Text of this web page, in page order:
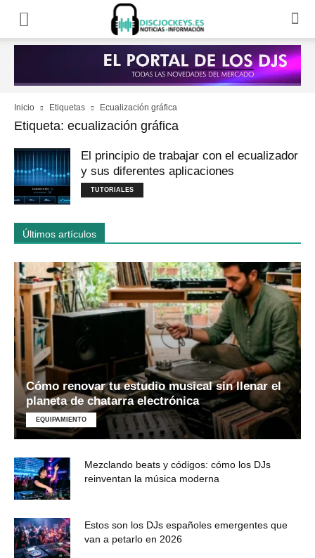
Inicio Etiquetas Ecualización gráfica
Etiqueta: ecualización gráfica
El principio de trabajar con el ecualizador
y sus diferentes aplicaciones
TUTORIALES
Últimos artículos
Cómo renovar tu estudio musical sin llenar el
planeta de chatarra electrónica
EQUIPAMIENTO
Mezclando beats y códigos: cómo los DJs
reinventan la música moderna
Estos son los DJs españoles emergentes que
van a petarlo en 2026